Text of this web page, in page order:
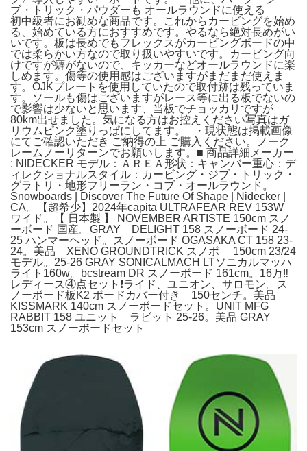
ブ・トリック・パウダーも オールラウンドに使える
初中級者にお勧めな商品です。これからカービングを始め
る、始めている方におすすめです。やるなら絶対長めがい
いです。板は長めでもフレックスがカービングボードの中
では柔らかい方なので取り扱いやすいです。カービング向
けですが癖がないので、キッカーなどオールラウンドに楽
しめます。傷等の使用感はございますがまだまだ使えま
す。OJKプレートを使用していたので取付跡は残っていま
す。ソールも傷はございますがレース等に出る板でないの
で影響は少ないと思います、当板でチョッカリですが
80km出せました。気になる方はお控えください写真はガ
リウムピンク塗りっぱにしてます。 ・現状態は掲載画像
にてご確認いただき ご納得の上 ご購入ください。ノーク
レームノーリターンでお願いします。■ 商品詳細メーカー
: NIDECKER モデル：ＡＲＥＡ形状：キャンバー重心：デ
ィレクショナルスタイル：カービング・ジブ・トリック・
グラトリ・地形フリーラン・コブ・オールラウンド。
Snowboards | Discover The Future Of Shape | Nidecker |
CA。【超希少】2024年capita ULTRAFEAR REV 153W
ワイド。【 日本製 】 NOVEMBER ARTISTE 150cm スノ
ーボード 国産。GRAY DELIGHT 158 スノーボード 24-
25 ハンマーヘッド。スノーボード OGASAKA CT 158 23-
24。美品 XENO GROUNDTRICK スノボ 150cm 23/24
モデル。25-26 GRAY SONICALMACH LTソニカルマッハ
ライト160w。bcstream DR スノーボード 161cm。16万‼️
レディース④点セット❗️ライド、ユニオン、サロモン。ス
ノーボード板K2 ボードカバー付き 150センチ。美品
KISSMARK 140cm スノーボードセット。UNIT MFG
RABBIT 158 ユニット ラビット 25-26。美品 GRAY
153cm スノーボードセット